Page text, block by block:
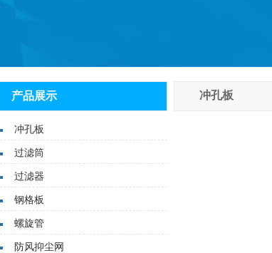
产品展示
冲孔板
过滤筒
过滤器
钢格板
螺旋管
防风抑尘网
冲孔板